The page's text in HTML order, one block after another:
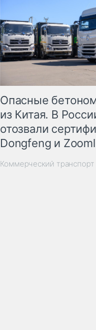
Опасные
из Китая. В
отозвали
Dongfeng и
Коммерческий транспорт